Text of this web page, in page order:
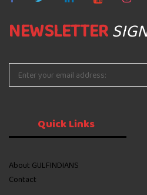
NEWSLETTER
QuickLinks
About GULFINDIANS
Contact